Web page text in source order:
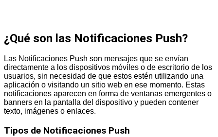
¿Qué son las Notificaciones Push?
Las Notificaciones Push son mensajes que se envían
directamente a los dispositivos móviles o de escritorio de los
usuarios, sin necesidad de que estos estén utilizando una
aplicación o visitando un sitio web en ese momento. Estas
notificaciones aparecen en forma de ventanas emergentes o
banners en la pantalla del dispositivo y pueden contener
texto, imágenes o enlaces.
Tipos de Notificaciones Push